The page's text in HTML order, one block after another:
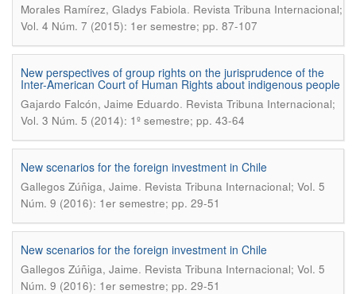
Morales Ramírez, Gladys Fabiola. Revista Tribuna Internacional;
Vol. 4 Núm. 7 (2015): 1er semestre; pp. 87-107
New perspectives of group rights on the jurisprudence of the
Inter-American Court of Human Rights about indigenous people
Gajardo Falcón, Jaime Eduardo. Revista Tribuna Internacional;
Vol. 3 Núm. 5 (2014): 1º semestre; pp. 43-64
New scenarios for the foreign investment in Chile
Gallegos Zúñiga, Jaime. Revista Tribuna Internacional; Vol. 5
Núm. 9 (2016): 1er semestre; pp. 29-51
New scenarios for the foreign investment in Chile
Gallegos Zúñiga, Jaime. Revista Tribuna Internacional; Vol. 5
Núm. 9 (2016): 1er semestre; pp. 29-51